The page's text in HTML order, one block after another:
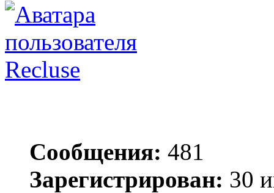
Recluse
Сообщения: 481
Зарегистрирован: 30